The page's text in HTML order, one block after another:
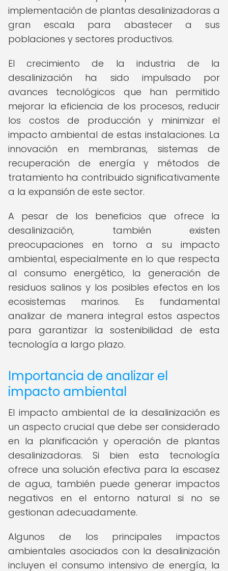
implementación de plantas desalinizadoras a
gran escala para abastecer a sus
poblaciones y sectores productivos.
El crecimiento de la industria de la
desalinización ha sido impulsado por
avances tecnológicos que han permitido
mejorar la eficiencia de los procesos, reducir
los costos de producción y minimizar el
impacto ambiental de estas instalaciones. La
innovación en membranas, sistemas de
recuperación de energía y métodos de
tratamiento ha contribuido significativamente
a la expansión de este sector.
A pesar de los beneficios que ofrece la
desalinización, también existen
preocupaciones en torno a su impacto
ambiental, especialmente en lo que respecta
al consumo energético, la generación de
residuos salinos y los posibles efectos en los
ecosistemas marinos. Es fundamental
analizar de manera integral estos aspectos
para garantizar la sostenibilidad de esta
tecnología a largo plazo.
Importancia de analizar el
impacto ambiental
El impacto ambiental de la desalinización es
un aspecto crucial que debe ser considerado
en la planificación y operación de plantas
desalinizadoras. Si bien esta tecnología
ofrece una solución efectiva para la escasez
de agua, también puede generar impactos
negativos en el entorno natural si no se
gestionan adecuadamente.
Algunos de los principales impactos
ambientales asociados con la desalinización
incluyen el consumo intensivo de energía, la